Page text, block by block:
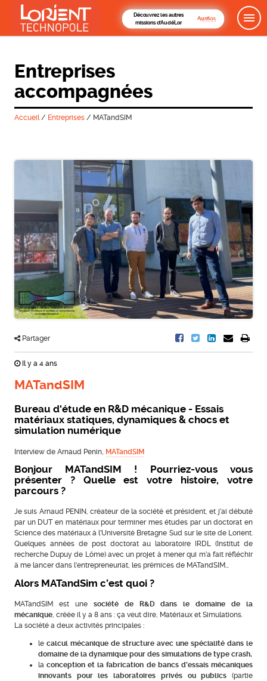
Découvrez les autres
missions d'AudéLor
Entreprises
accompagnées
Accueil/ Entreprises/ MATandSIM
Partager
Il y a 4 ans
MATandSIM
Bureau d'étude en R&D mécanique - Essais
matériaux statiques, dynamiques & chocs et
simulation numérique
Interview de Arnaud Penin, MATandSIM
Bonjour MATandSIM ! Pourriez-vous vous
présenter ? Quelle est votre histoire, votre
parcours ?
Je suis Arnaud PENIN, créateur de la société et président, et j’ai débuté
par un DUT en matériaux pour terminer mes études par un doctorat en
Science des matériaux à l’Université Bretagne Sud sur le site de Lorient.
Quelques années de post doctorat au laboratoire IRDL (Institut de
recherche Dupuy de Lôme) avec un projet à mener qui m’a fait réfléchir
à me lancer dans l’entrepreneuriat, les prémices de MATandSIM…
Alors MATandSim c’est quoi ?
MATandSIM est une société de R&D dans le domaine de la
mécanique, créée il y a 8 ans : ça veut dire, Matériaux et Simulations.
La société a deux activités principales :
le calcul mécanique de structure avec une spécialité dans le
domaine de la dynamique pour des simulations de type crash,
laconception et la fabrication de bancs d’essais mécaniques
innovants pour les laboratoires privés ou publics (partie